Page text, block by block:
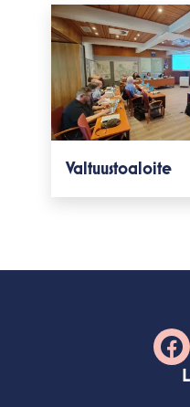
Valtuustoaloite